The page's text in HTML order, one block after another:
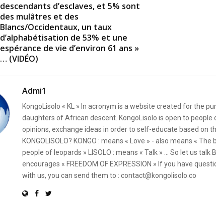
descendants d’esclaves, et 5% sont
des mulâtres et des
Blancs/Occidentaux, un taux
d’alphabétisation de 53% et une
espérance de vie d’environ 61 ans »
… (VIDÉO)
Admi1
KongoLisolo « KL » In acronym is a website created for the
daughters of African descent. KongoLisolo is open to
opinions, exchange ideas in order to self-educate based on
KONGOLISOLO? KONGO : means « Love » - also means «
people of leopards » LISOLO : means « Talk » ... So let us talk
encourages « FREEDOM OF EXPRESSION » If you have
with us, you can send them to : contact@kongolisolo.co